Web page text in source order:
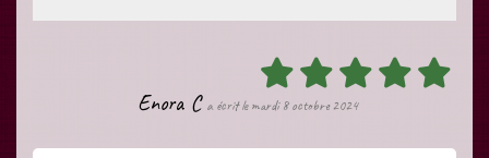
Enora C a écrit le mardi 8 octobre 2024